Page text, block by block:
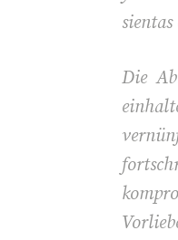
Die